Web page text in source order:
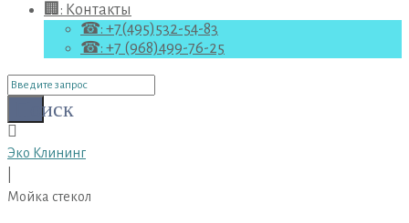
🏢: Контакты
☎: +7(495)532-54-83
☎: +7 (968)499-76-25
Поиск
для:Поиск
Эко Клининг
Мойка стекол